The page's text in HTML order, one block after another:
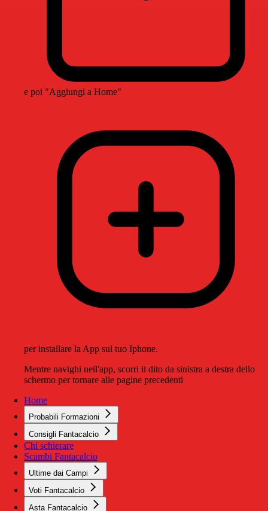
e poi "Aggiungi a Home"
per installare la App sul tuo Iphone.
Mentre navighi nell'app, scorri il dito da sinistra a destra dello
schermo per tornare alle pagine precedenti
Home
Probabili Formazioni
Consigli Fantacalcio
Chi schierare
Scambi Fantacalcio
Ultime dai Campi
Voti Fantacalcio
Asta Fantacalcio